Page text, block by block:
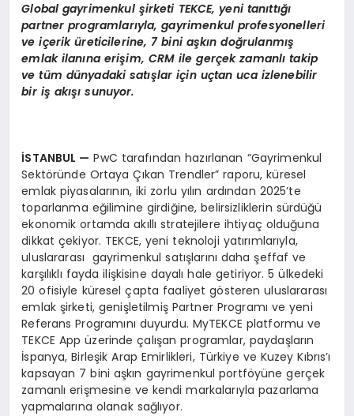
Global gayrimenkulşirketi TEKCE, yeni tanıttığı
partner programlarıyla, gayrimenkul profesyonelleri
ve içeriküreticilerine, 7 bini aşkın doğrulanmış
emlak ilanına erişim, CRM ile gerçek zamanlıtakip
ve tüm dünyadaki satışlar için uçtan uca izlenebilir
bir iş akışısunuyor.
İSTANBUL — PwC tarafından hazırlanan “Gayrimenkul
Sektöründe Ortaya Çıkan Trendler” raporu, küresel
emlak piyasalarının, iki zorlu yılın ardından 2025’te
toparlanma eğilimine girdiğine, belirsizliklerin sürdüğü
ekonomik ortamda akıllı stratejilere ihtiyaç olduğuna
dikkat çekiyor. TEKCE, yeni teknoloji yatırımlarıyla,
uluslararası gayrimenkul satışlarını daha şeffaf ve
karşılıklı fayda ilişkisine dayalı hale getiriyor. 5 ülkedeki
20 ofisiyle küresel çapta faaliyet gösteren uluslararası
emlak şirketi, genişletilmiş Partner Programı ve yeni
Referans Programını duyurdu. MyTEKCE platformu ve
TEKCE App üzerinde çalışan programlar, paydaşların
İspanya, Birleşik Arap Emirlikleri, Türkiye ve Kuzey Kıbrıs’ı
kapsayan 7 bini aşkın gayrimenkul portföyüne gerçek
zamanlı erişmesine ve kendi markalarıyla pazarlama
yapmalarına olanak sağlıyor.